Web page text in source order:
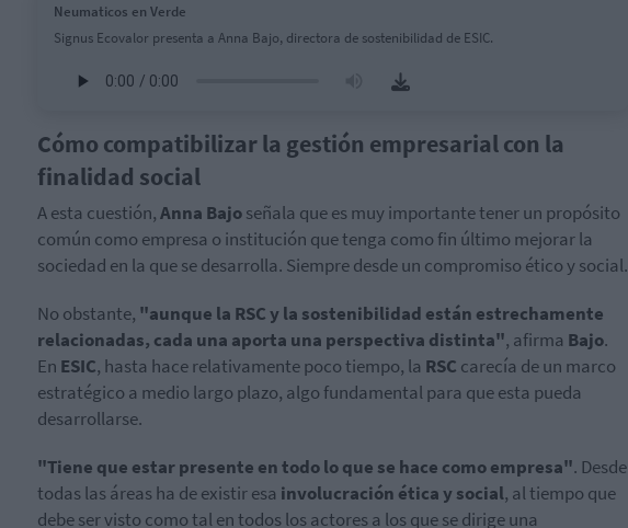
Neumaticos en Verde
Signus Ecovalor presenta a Anna Bajo, directora de sostenibilidad de ESIC.
Cómo compatibilizar la gestión empresarial con la
finalidad social
A esta cuestión,Anna Bajoseñala que es muy importante tener un propósito
común como empresa o institución que tenga como fin último mejorar la
sociedad en la que se desarrolla. Siempre desde un compromiso ético y social.
No obstante, "aunque la RSC y la sostenibilidad están estrechamente
relacionadas, cada una aporta una perspectiva distinta", afirma Bajo.
En ESIC, hasta hace relativamente poco tiempo, la RSC carecía de un marco
estratégico a medio largo plazo, algo fundamental para que esta pueda
desarrollarse.
"Tiene que estar presente en todo lo que se hace como empresa". Desde
todas las áreas ha de existir esa involucración ética y social, al tiempo que
debe ser visto como tal en todos los actores a los que se dirige una